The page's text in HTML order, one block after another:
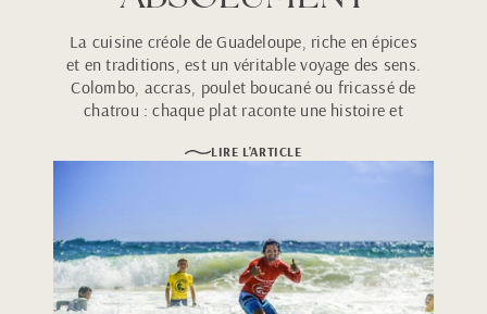
La cuisine créole de Guadeloupe, riche en épices
et en traditions, est un véritable voyage des sens.
Colombo, accras, poulet boucané ou fricassé de
chatrou : chaque plat raconte une histoire et
LIRE L'ARTICLE